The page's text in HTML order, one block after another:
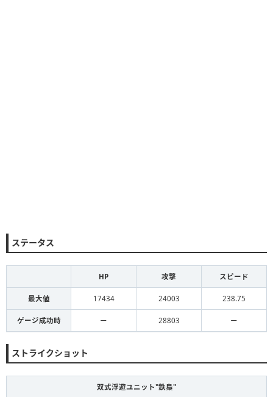
ステータス
HP 攻撃 スピード
最大値 17434 24003 238.75
ゲージ成功時 ー 28803 ー
ストライクショット
双式浮遊ユニット"鉄梟"